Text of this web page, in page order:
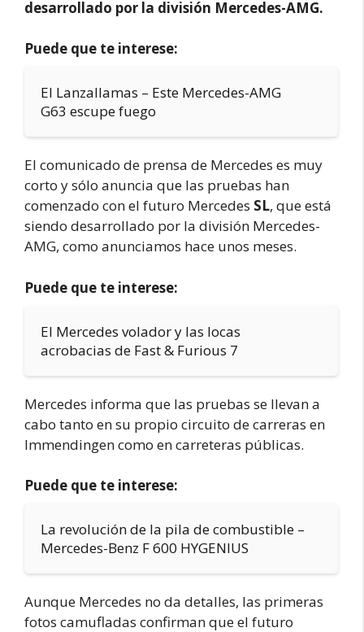
desarrollado por la división Mercedes-AMG.
Puede que te interese:
El Lanzallamas – Este Mercedes-AMG
G63 escupe fuego
El comunicado de prensa de Mercedes es muy
corto y sólo anuncia que las pruebas han
comenzado con el futuro Mercedes SL, que está
siendo desarrollado por la división Mercedes-
AMG, como anunciamos hace unos meses.
Puede que te interese:
El Mercedes volador y las locas
acrobacias de Fast & Furious 7
Mercedes informa que las pruebas se llevan a
cabo tanto en su propio circuito de carreras en
Immendingen como en carreteras públicas.
Puede que te interese:
La revolución de la pila de combustible –
Mercedes-Benz F 600 HYGENIUS
Aunque Mercedes no da detalles, las primeras
fotos camufladas confirman que el futuro